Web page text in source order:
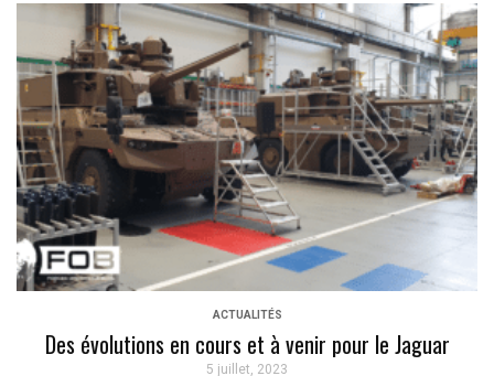
ACTUALITÉS
Des évolutions en cours et à venir pour le Jaguar
5 juillet, 2023